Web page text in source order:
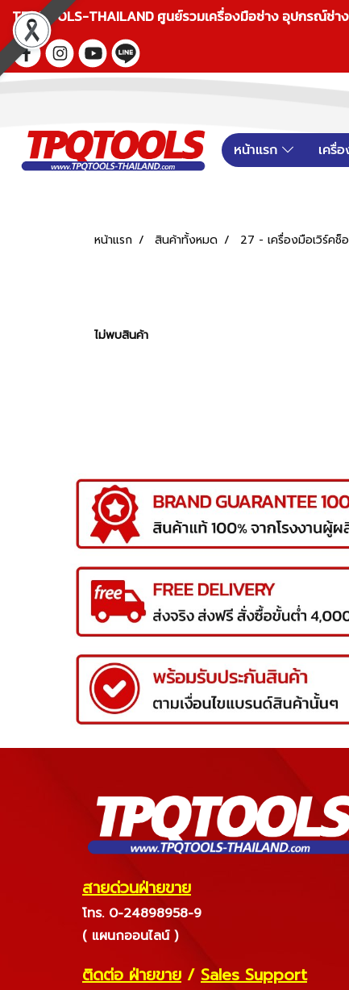
TPQTOOLS-THAILAND ศูนย์รวมเครื่องมือช่าง อุปกรณ์ช่
หน้าแรก เครื่
หน้าแรก สินค้าทั้งหมด 27 - เครื่องมือเวิร์คช็
ไม่พบสินค้า
สายด่วนฝ่ายขาย
โทร. 0-24898958-9
( แผนกออนไลน์ )
ติดต่อ ฝ่ายขาย / Sales Support